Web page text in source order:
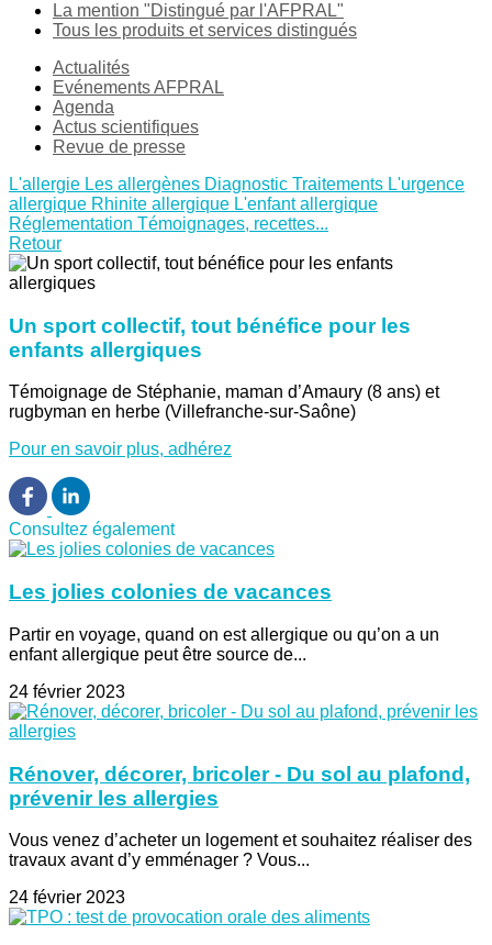
La mention "Distingué par l'AFPRAL"
Tous les produits et services distingués
Actualités
Evénements AFPRAL
Agenda
Actus scientifiques
Revue de presse
L'allergie Les allergènes Diagnostic Traitements L'urgence
allergique Rhinite allergique L'enfant allergique
Réglementation Témoignages, recettes...
Retour
Un sport collectif, tout bénéfice pour les
enfants allergiques
Témoignage de Stéphanie, maman d’Amaury (8 ans) et
rugbyman en herbe (Villefranche-sur-Saône)
Pour en savoir plus, adhérez
Consultez également
Les jolies colonies de vacances
Partir en voyage, quand on est allergique ou qu’on a un
enfant allergique peut être source de...
24 février 2023
Rénover, décorer, bricoler - Du sol au plafond,
prévenir les allergies
Vous venez d’acheter un logement et souhaitez réaliser des
travaux avant d’y emménager ? Vous...
24 février 2023